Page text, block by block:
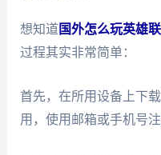
想知道 国外怎么玩英雄
过程其实非常简单：
首先，在所用设备上下
用，使用邮箱或手机号